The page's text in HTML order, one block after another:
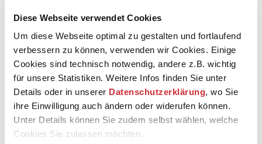
Diese Webseite verwendet Cookies
Um diese Webseite optimal zu gestalten und fortlaufend
verbessern zu können, verwenden wir Cookies. Einige
Cookies sind technisch notwendig, andere z.B. wichtig
für unsere Statistiken. Weitere Infos finden Sie unter
Details oder in unserer Datenschutzerklärung, wo Sie
ihre Einwilligung auch ändern oder widerufen können.
Unter Details können Sie zudem selbst wählen, welche
Cookies Sie zulassen möchten.
Wort kommen. Aus ihren Lebensgeschichten ist ein
Abend entstanden, der sich mitten ins Herz der Stadt und
ihrer Menschen begibt. Menschen wie Sie und ihr, wie Du
und ich, wie wir?
Wiederaufnahme
Dienstag //22. Dezember 2026// 19.30 Uhr // Großes
Haus
Tickets